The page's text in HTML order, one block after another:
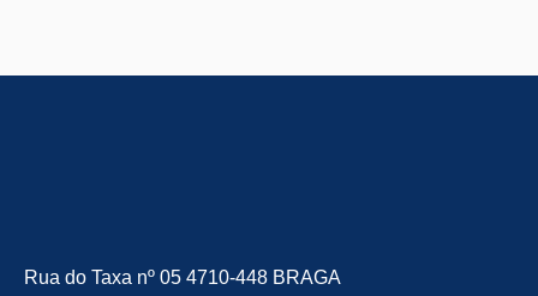
Rua do Taxa nº 05 4710-448 BRAGA